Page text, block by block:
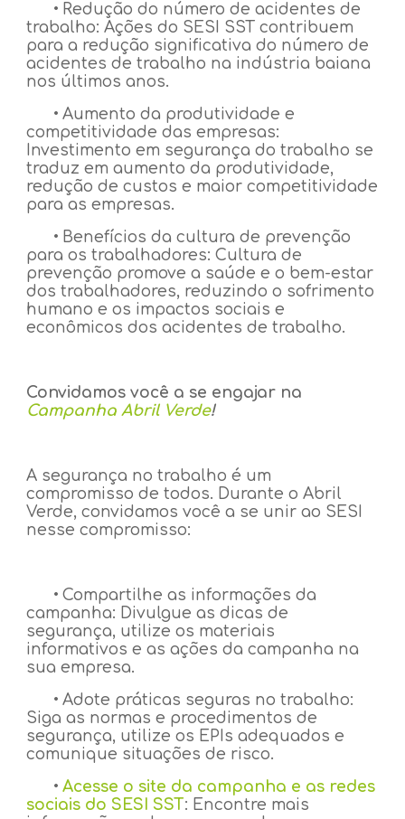
• Redução do número de acidentes de
trabalho: Ações do SESI SST contribuem
para a redução significativa do número de
acidentes de trabalho na indústria baiana
nos últimos anos.
• Aumento da produtividade e
competitividade das empresas:
Investimento em segurança do trabalho se
traduz em aumento da produtividade,
redução de custos e maior competitividade
para as empresas.
• Benefícios da cultura de prevenção
para os trabalhadores: Cultura de
prevenção promove a saúde e o bem-estar
dos trabalhadores, reduzindo o sofrimento
humano e os impactos sociais e
econômicos dos acidentes de trabalho.
Convidamos você a se engajar na
Campanha Abril Verde!
A segurança no trabalho é um
compromisso de todos. Durante o Abril
Verde, convidamos você a se unir ao SESI
nesse compromisso:
• Compartilhe as informações da
campanha: Divulgue as dicas de
segurança, utilize os materiais
informativos e as ações da campanha na
sua empresa.
• Adote práticas seguras no trabalho:
Siga as normas e procedimentos de
segurança, utilize os EPIs adequados e
comunique situações de risco.
• Acesse o site da campanha e as redes
sociais do SESI SST: Encontre mais